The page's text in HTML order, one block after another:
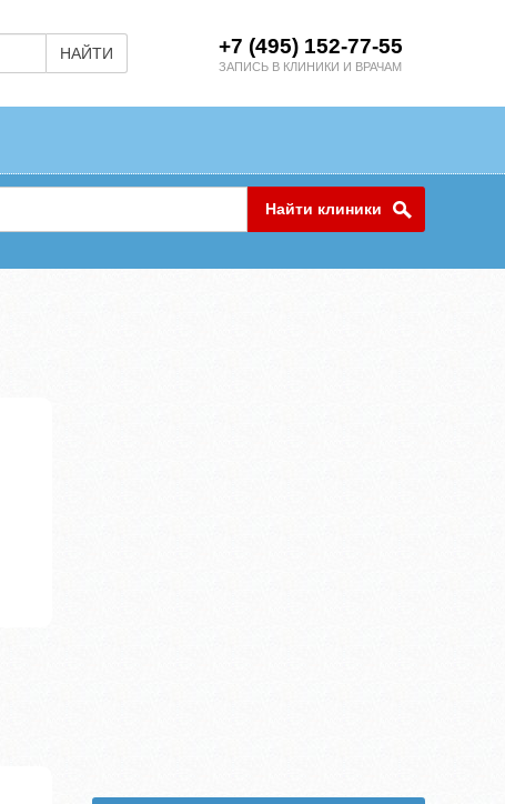
НАЙТИ +7 (495) 152-77-55
ЗАПИСЬ В КЛИНИКИ И ВРАЧАМ
Найти клиники